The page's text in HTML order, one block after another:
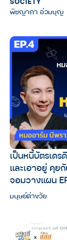
พิชญาภา อ่วมบุญ
เป็นหนี้บัตรเดร
และเอาอยู่ คุ
จอมวางแผน
มนุษย์ต่างวัย